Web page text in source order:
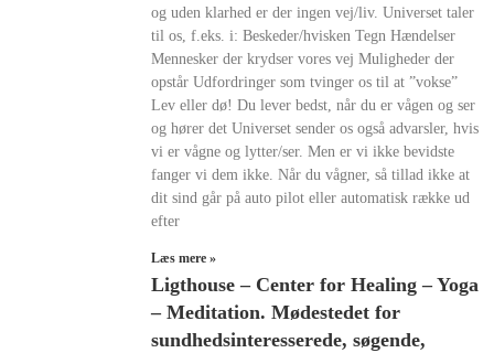
og uden klarhed er der ingen vej/liv. Universet taler
til os, f.eks. i: Beskeder/hvisken Tegn Hændelser
Mennesker der krydser vores vej Muligheder der
opstår Udfordringer som tvinger os til at ”vokse”
Lev eller dø! Du lever bedst, når du er vågen og ser
og hører det Universet sender os også advarsler, hvis
vi er vågne og lytter/ser. Men er vi ikke bevidste
fanger vi dem ikke. Når du vågner, så tillad ikke at
dit sind går på auto pilot eller automatisk række ud
efter
Læs mere »
Ligthouse – Center for Healing – Yoga
– Meditation. Mødestedet for
sundhedsinteresserede, søgende,